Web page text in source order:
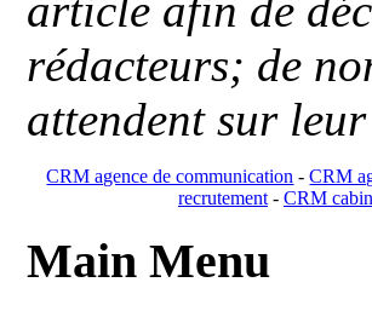
article afin de
rédacteurs; de
attendent sur
CRM agence de communication -CRM
recrutement- CRM
Main Menu